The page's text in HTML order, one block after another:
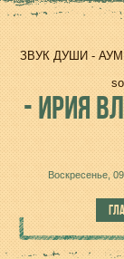
ЗВУК ДУШИ -
-ИРИЯ
Воскресенье,